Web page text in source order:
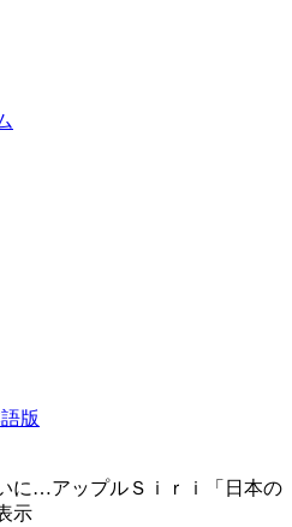
版
に…アップルＳｉｒｉ「日本の
示